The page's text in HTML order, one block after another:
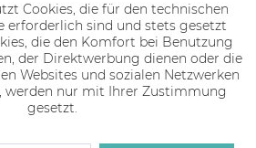
Cookies, die für den technischen
erforderlich sind und stets gesetzt
die den Komfort bei Benutzung
der Direktwerbung dienen oder die
Websites und sozialen Netzwerken
werden nur mit Ihrer Zustimmung
gesetzt.